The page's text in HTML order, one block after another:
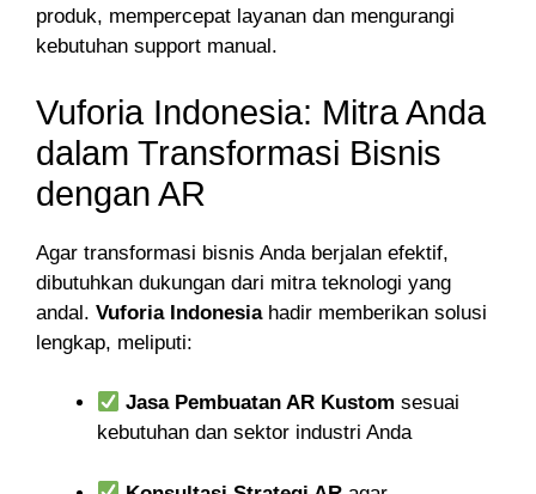
produk, mempercepat layanan dan mengurangi
kebutuhan support manual.
Vuforia Indonesia: Mitra Anda
dalam Transformasi Bisnis
dengan AR
Agar transformasi bisnis Anda berjalan efektif,
dibutuhkan dukungan dari mitra teknologi yang
andal. Vuforia Indonesiahadir memberikan solusi
lengkap, meliputi:
Jasa Pembuatan AR Kustom sesuai
kebutuhan dan sektor industri Anda